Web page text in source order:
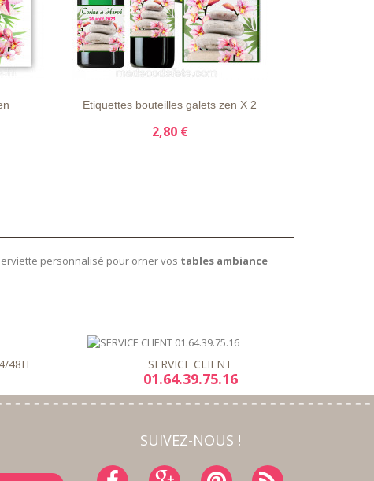
LISTE
D'ENVIE
APERÇU
RAPIDE
DÉTAILS
Etiquettes bouteilles galets zen X 2
2,80 €
personnalisé pour orner vos tables ambiance
48H SERVICE CLIENT
01.64.39.75.16
SUIVEZ-NOUS !